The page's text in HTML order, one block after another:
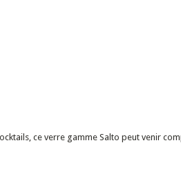
ce verre gamme Salto peut venir